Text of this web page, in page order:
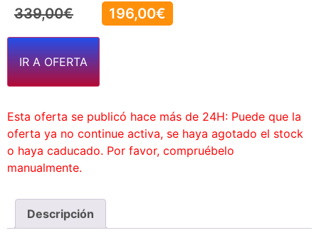
339,00€ 196,00€
IR A OFERTA
Esta oferta se publicó hace más de 24H: Puede que la
oferta ya no continue activa, se haya agotado el stock
o haya caducado. Por favor, compruébelo
manualmente.
Descripción